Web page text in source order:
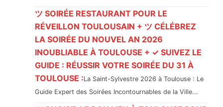
ツ SOIRÉE RESTAURANT POUR LE
RÉVEILLON TOULOUSAIN + ツ CÉLÉBREZ
LA SOIRÉE DU NOUVEL AN 2026
INOUBLIABLE À TOULOUSE + ✓ SUIVEZ LE
GUIDE : RÉUSSIR VOTRE SOIRÉE DU 31 À
TOULOUSE :La Saint-Sylvestre 2026 à Toulouse : Le
Guide Expert des Soirées Incontournables de la Ville...